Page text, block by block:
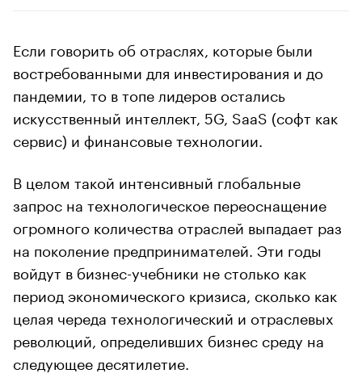
Если говорить об отраслях, которые были
востребованными для инвестирования и до
пандемии, то в топе лидеров остались
искусственный интеллект, 5G, SaaS (софт как
сервис) и финансовые технологии.
В целом такой интенсивный глобальные
запрос на технологическое переоснащение
огромного количества отраслей выпадает раз
на поколение предпринимателей. Эти годы
войдут в бизнес-учебники не столько как
период экономического кризиса, сколько как
целая череда технологический и отраслевых
революций, определивших бизнес среду на
следующее десятилетие.